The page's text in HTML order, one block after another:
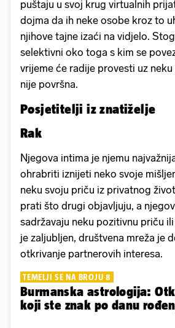
puštaju u svoj krug virtualnih
dojma da ih neke osobe kroz to
njihove tajne izaći na vidjelo.
selektivni oko toga s kim se
vrijeme će radije provesti uz
nije površna.
Posjetitelji iz znatiželje
Rak
Njegova intima je njemu
ohrabriti iznijeti neko svoje
neku svoju priču iz privatnog
prati što drugi objavljuju, a
sadržavaju neku pozitivnu priču
je zaljubljen, društvena mreža je
otkrivanje partnerovih interesa.
TEMELJI SE NA BROJU 8
Burmanska astrologija:
koji ste znak po danu